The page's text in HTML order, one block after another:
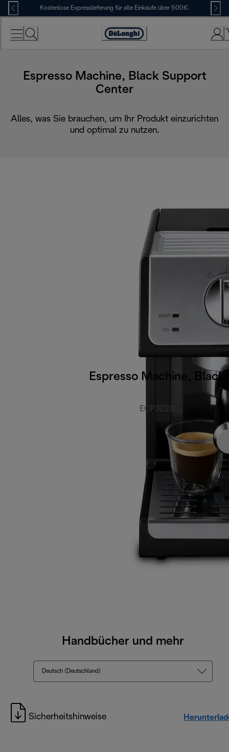
Skip
to
Content
Kostenlose Expresslieferung für alle Einkäufe über 500€.
Erklärung
Espresso Machine, Black Support
Center
Alles, was Sie brauchen, um Ihr Produkt einzurichten
und optimal zu nutzen.
Espresso Machine, Black
ECP3220
Handbücher und mehr
Deutsch (Deutschland)
Sicherheitshinweise